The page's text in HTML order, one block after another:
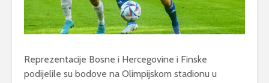
Reprezentacije Bosne i Hercegovine i Finske
podijelile su bodove na Olimpijskom stadionu u